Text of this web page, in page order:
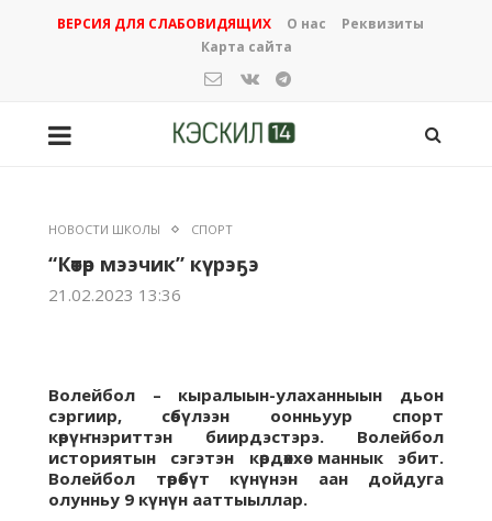
ВЕРСИЯ ДЛЯ СЛАБОВИДЯЩИХ О нас
Реквизиты
Карта сайта
НОВОСТИ ШКОЛЫ СПОРТ
“Көтөр мээчик” күрэҕэ
21.02.2023 13:36
Волейбол – кыралыын-улаханныын дьон
сэргиир, сөбүлээн оонньуур спорт
көрүҥнэриттэн биирдэстэрэ. Волейбол
историятын сэгэтэн көрдөххө маннык эбит.
Волейбол төрөөбүт күнүнэн аан дойдуга
олунньу 9 күнүн ааттыыллар.